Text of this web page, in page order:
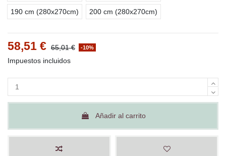
190 cm (280x270cm) 200 cm (280x270cm)
58,51 € 65,01 € -10%
Impuestos incluidos
Añadir al carrito